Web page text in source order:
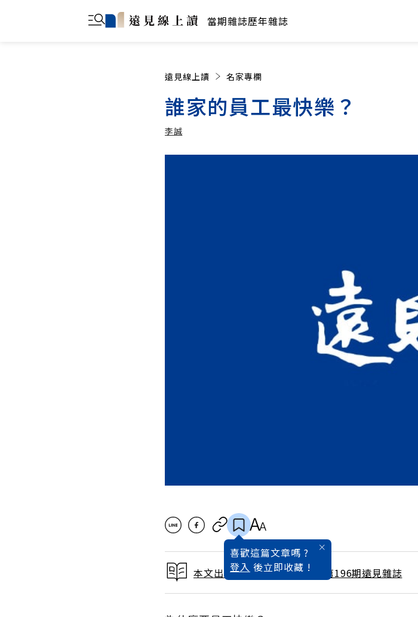
當期雜誌歷年雜誌
遠見線上讀 名家專欄
誰家的員工最快樂？
李誠
喜歡這篇文章嗎 ?
登入 後立即收藏 !
本文出自 2002 / 10月號雜誌 第196期遠見雜誌